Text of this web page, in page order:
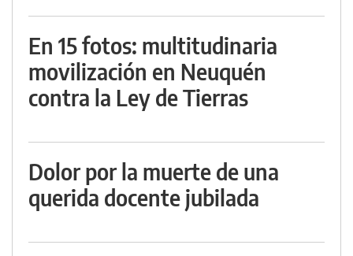
En 15 fotos: multitudinaria
movilización en Neuquén
contra la Ley de Tierras
Dolor por la muerte de una
querida docente jubilada